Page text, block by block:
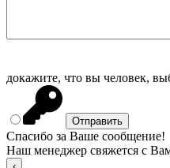
докажите, что вы человек,
Спасибо за Ваше сообщение!
Наш менеджер свяжется с